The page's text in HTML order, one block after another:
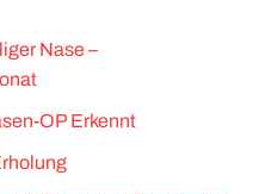
Nase –
OP Erkennt